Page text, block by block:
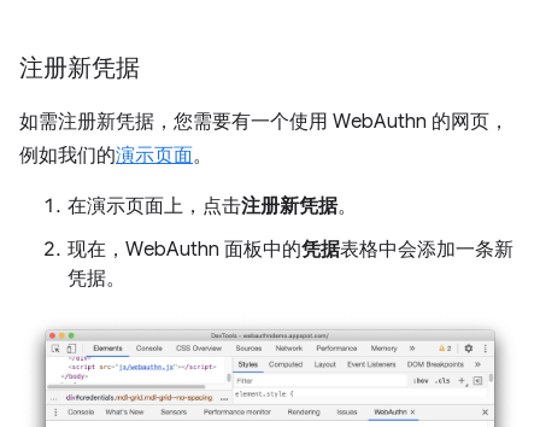
注册新凭据
如需注册新凭据，您需要有一个使用 WebAuthn 的网页，
例如我们的演示页面。
在演示页面上，点击注册新凭据。
现在，WebAuthn 面板中的凭据表格中会添加一条新
凭据。